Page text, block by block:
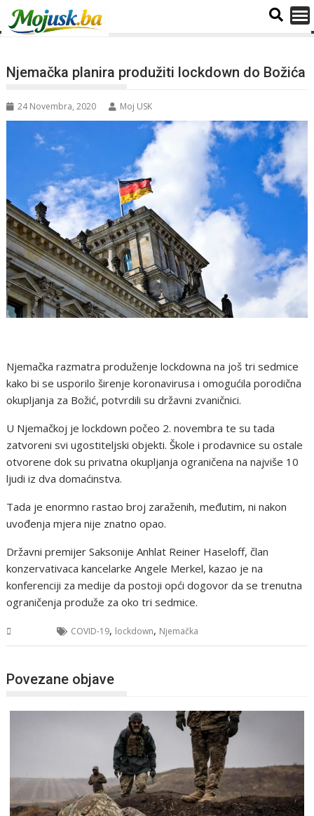
Njemačka planira produžiti lockdown do Božića
24 Novembra, 2020 Moj USK
Njemačka razmatra produženje lockdowna na još tri sedmice
kako bi se usporilo širenje koronavirusa i omogućila porodična
okupljanja za Božić, potvrdili su državni zvaničnici.
U Njemačkoj je lockdown počeo 2. novembra te su tada
zatvoreni svi ugostiteljski objekti. Škole i prodavnice su ostale
otvorene dok su privatna okupljanja ograničena na najviše 10
ljudi iz dva domaćinstva.
Tada je enormno rastao broj zaraženih, međutim, ni nakon
uvođenja mjera nije znatno opao.
Državni premijer Saksonije Anhlat Reiner Haseloff, član
konzervativaca kancelarke Angele Merkel, kazao je na
konferenciji za medije da postoji opći dogovor da se trenutna
ograničenja produže za oko tri sedmice.
COVID-19, lockdown, Njemačka
Povezane objave